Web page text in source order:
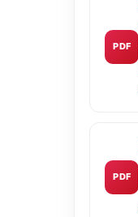
PDF
PDF